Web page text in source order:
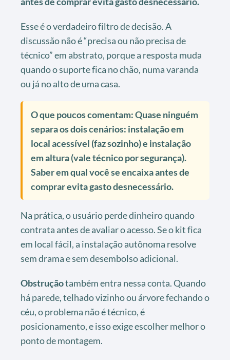
Esse é o verdadeiro filtro de decisão. A
discussão não é “precisa ou não precisa de
técnico” em abstrato, porque a resposta muda
quando o suporte fica no chão, numa varanda
ou já no alto de uma casa.
O que poucos comentam:Quase ninguém
separa os dois cenários: instalação em
local acessível (faz sozinho) e instalação
em altura (vale técnico por segurança).
Saber em qual você se encaixa antes de
comprar evita gasto desnecessário.
Na prática, o usuário perde dinheiro quando
contrata antes de avaliar o acesso. Se o kit fica
em local fácil, a instalação autônoma resolve
sem drama e sem desembolso adicional.
Obstruçãotambém entra nessa conta. Quando
há parede, telhado vizinho ou árvore fechando o
céu, o problema não é técnico, é
posicionamento, e isso exige escolher melhor o
ponto de montagem.